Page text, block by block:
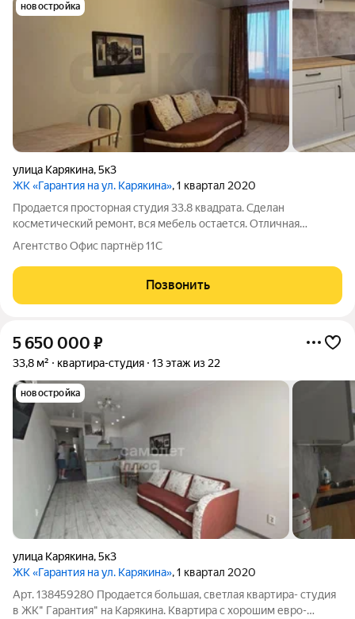
новостройка
улица Карякина,5к3
ЖК «Гарантия на ул. Карякина», 1 квартал 2020
Продается просторная студия 33.8 квадрата. Сделан
косметический ремонт, вся мебель остается. Отличная
транспортная развязка, которая позволит добраться в любую
часть города Краснодар. В шаговой доступности трамвайная
остановка. Подойдет как для
Агентство Офис партнёр 11С
Позвонить
5 650 000 ₽
33,8 м² квартира-студия 13 этаж из 22
новостройка
улица Карякина,5к3
ЖК «Гарантия на ул. Карякина», 1 квартал 2020
Арт. 138459280 Продается большая, светлая квартира- студия
в ЖK" Гapантия" на Карякина. Kвартиpа с хорошим евро-